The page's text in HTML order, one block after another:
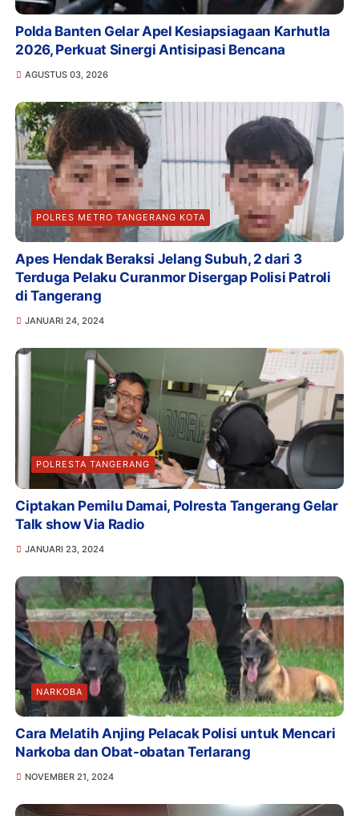
Polda Banten Gelar Apel Kesiapsiagaan Karhutla
2026, Perkuat Sinergi Antisipasi Bencana
AGUSTUS 03, 2026
POLRES METRO TANGERANG KOTA
Apes Hendak Beraksi Jelang Subuh, 2 dari 3
Terduga Pelaku Curanmor Disergap Polisi Patroli
di Tangerang
JANUARI 24, 2024
POLRESTA TANGERANG
Ciptakan Pemilu Damai, Polresta Tangerang Gelar
Talk show Via Radio
JANUARI 23, 2024
NARKOBA
Cara Melatih Anjing Pelacak Polisi untuk Mencari
Narkoba dan Obat-obatan Terlarang
NOVEMBER 21, 2024